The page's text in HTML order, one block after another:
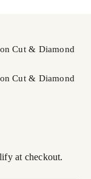
Cut & Diamond
Cut & Diamond
at checkout.